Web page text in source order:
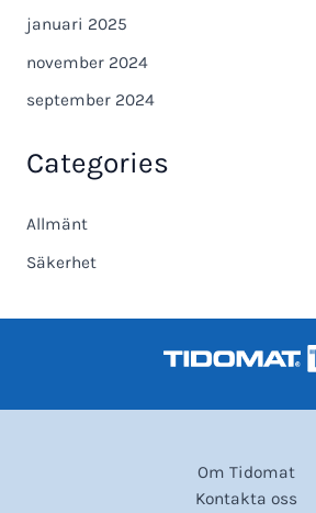
januari 2025
november 2024
september 2024
Categories
Allmänt
Säkerhet
Om Tidomat
Kontakta oss